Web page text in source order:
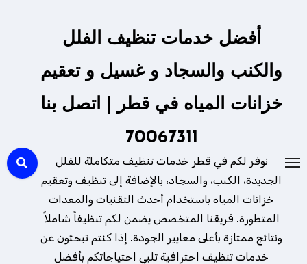
أفضل خدمات تنظيف الفلل
والكنب والسجاد و غسيل و تعقيم
خزانات المياه في قطر | اتصل بنا
70067311
نوفر لكم في قطر خدمات تنظيف متكاملة للفلل
الجديدة، الكنب، والسجاد، بالإضافة إلى تنظيف وتعقيم
خزانات المياه باستخدام أحدث التقنيات والمعدات
المتطورة. فريقنا المتخصص يضمن لكم تنظيفاً شاملاً
ونتائج ممتازة بأعلى معايير الجودة. إذا كنتم تبحثون عن
خدمات تنظيف احترافية تلبي احتياجاتكم بأفضل